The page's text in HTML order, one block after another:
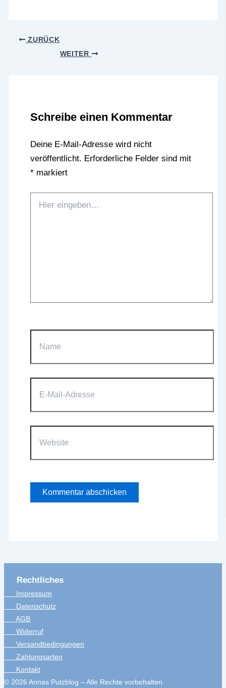
ZURÜCK
WEITER
Schreibe einen Kommentar
Deine E-Mail-Adresse wird nicht
veröffentlicht. Erforderliche Felder sind mit
*markiert
eingeben…
Mail-
Rechtliches
Impressum
Datenschutz
AGB
Widerruf
Versandbedingungen
Zahlungsarten
Kontakt
© 2026 Annas Putzblog – Alle Rechte vorbehalten.